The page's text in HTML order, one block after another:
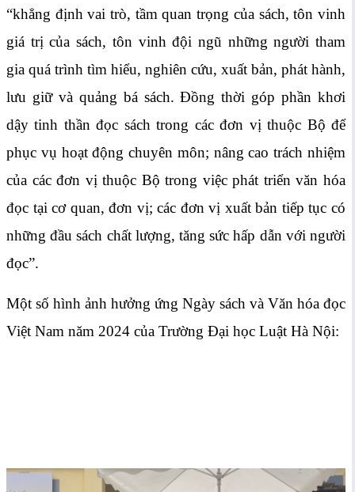
“khẳng định vai trò, tầm quan trọng của sách, tôn vinh
giá trị của sách, tôn vinh đội ngũ những người tham
gia quá trình tìm hiểu, nghiên cứu, xuất bản, phát hành,
lưu giữ và quảng bá sách. Đồng thời góp phần khơi
dậy tinh thần đọc sách trong các đơn vị thuộc Bộ để
phục vụ hoạt động chuyên môn; nâng cao trách nhiệm
của các đơn vị thuộc Bộ trong việc phát triển văn hóa
đọc tại cơ quan, đơn vị; các đơn vị xuất bản tiếp tục có
những đầu sách chất lượng, tăng sức hấp dẫn với người
đọc”.
Một số hình ảnh hưởng ứng Ngày sách và Văn hóa đọc
Việt Nam năm 2024 của Trường Đại học Luật Hà Nội: